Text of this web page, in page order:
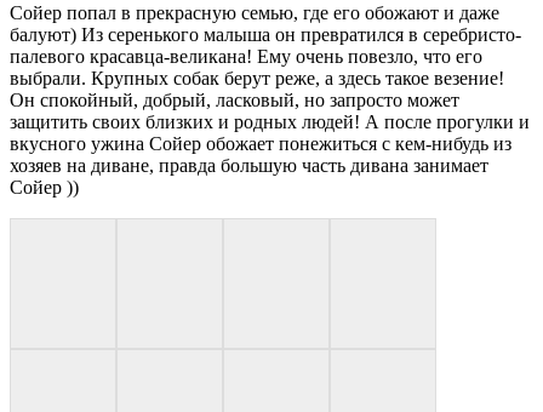
Сойер попал в прекрасную семью, где его обожают и даже
балуют) Из серенького малыша он превратился в серебристо-
палевого красавца-великана! Ему очень повезло, что его
выбрали. Крупных собак берут реже, а здесь такое везение!
Он спокойный, добрый, ласковый, но запросто может
защитить своих близких и родных людей! А после прогулки и
вкусного ужина Сойер обожает понежиться с кем-нибудь из
хозяев на диване, правда большую часть дивана занимает
Сойер ))